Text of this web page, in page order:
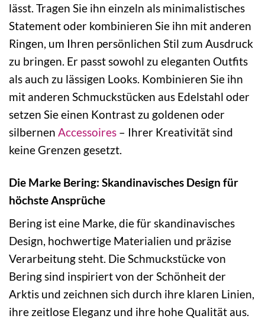
lässt. Tragen Sie ihn einzeln als minimalistisches
Statement oder kombinieren Sie ihn mit anderen
Ringen, um Ihren persönlichen Stil zum Ausdruck
zu bringen. Er passt sowohl zu eleganten Outfits
als auch zu lässigen Looks. Kombinieren Sie ihn
mit anderen Schmuckstücken aus Edelstahl oder
setzen Sie einen Kontrast zu goldenen oder
silbernen Accessoires – Ihrer Kreativität sind
keine Grenzen gesetzt.
Die Marke Bering: Skandinavisches Design für
höchste Ansprüche
Bering ist eine Marke, die für skandinavisches
Design, hochwertige Materialien und präzise
Verarbeitung steht. Die Schmuckstücke von
Bering sind inspiriert von der Schönheit der
Arktis und zeichnen sich durch ihre klaren Linien,
ihre zeitlose Eleganz und ihre hohe Qualität aus.